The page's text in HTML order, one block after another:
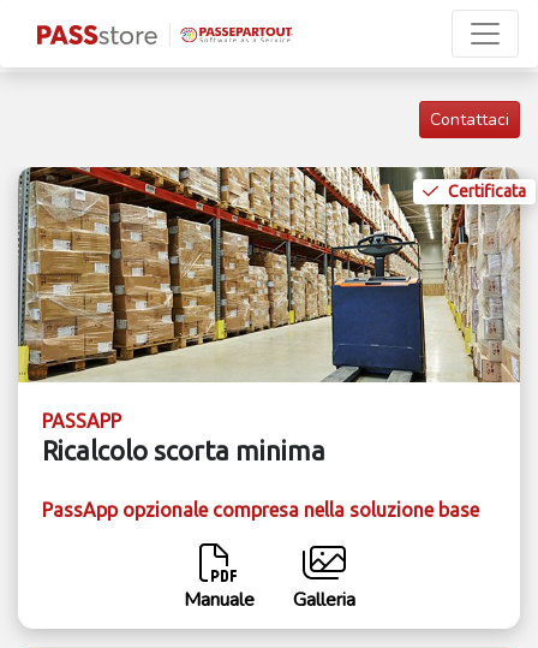
Contattaci
Certificata
PASSAPP
Ricalcolo scorta minima
PassApp opzionale compresa nella soluzione base
Manuale Galleria